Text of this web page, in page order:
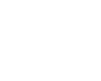
alebo